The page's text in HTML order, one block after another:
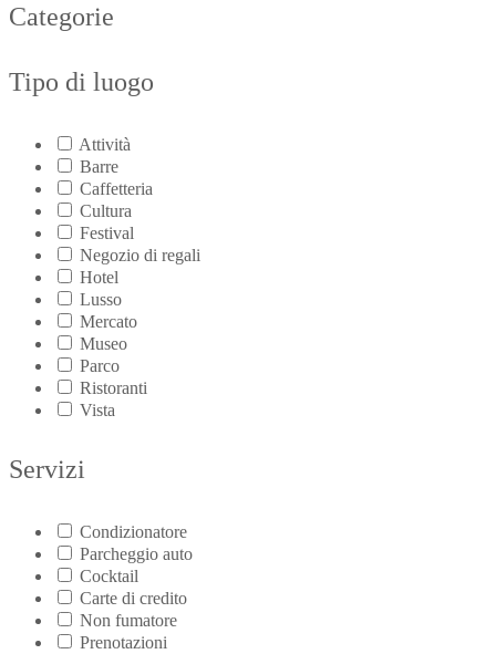
Categorie
Tipo di luogo
Attività
Barre
Caffetteria
Cultura
Festival
Negozio di regali
Hotel
Lusso
Mercato
Museo
Parco
Ristoranti
Vista
Servizi
Condizionatore
Parcheggio auto
Cocktail
Carte di credito
Non fumatore
Prenotazioni